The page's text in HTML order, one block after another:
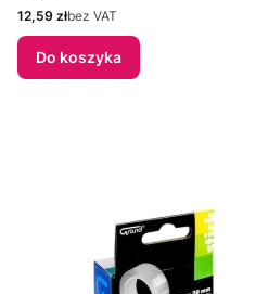
Cena
12,59 złbez VAT
Do koszyka